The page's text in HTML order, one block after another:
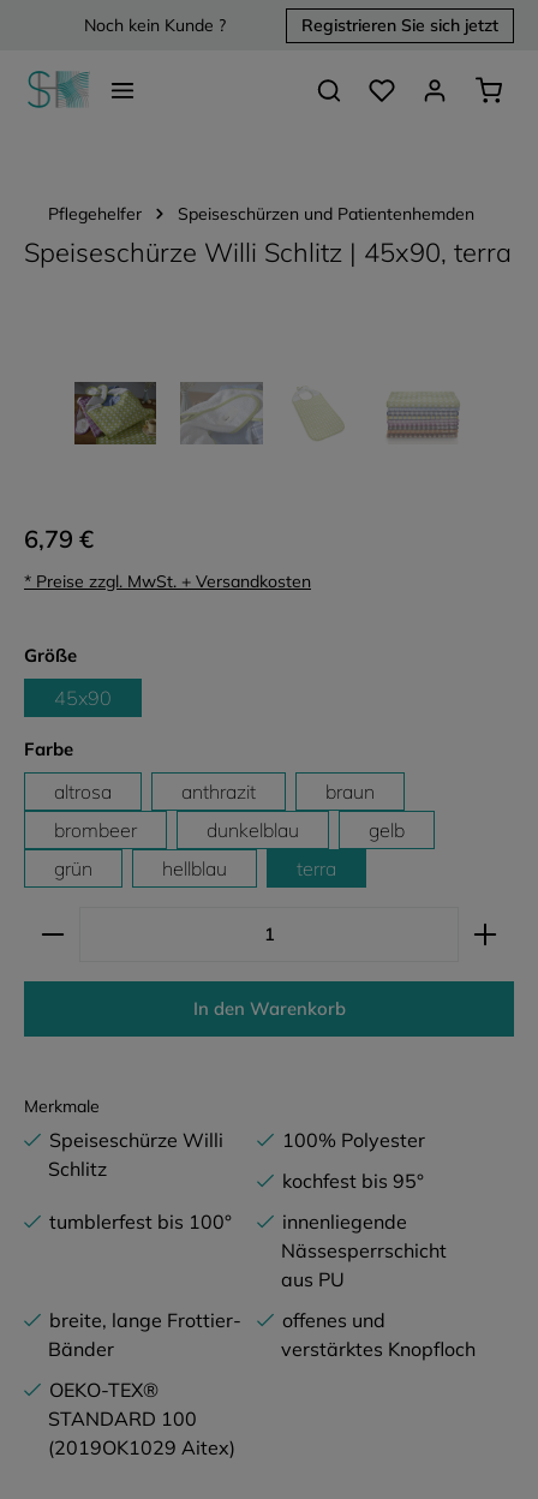
springenNoch kein Kunde ? Registrieren Sie sich jetzt
Du hast 0 Produkte
Pflegehelfer Speiseschürzen und Patientenhemden
Speiseschürze Willi Schlitz | 45x90, terra
6,79 €
* Preise zzgl. MwSt. + Versandkosten
Größeauswählen
45x90
Farbeauswählen
altrosa anthrazit
braun
brombeer
dunkelblau
gelb
grün
hellblau terra
Produkt Anzahl: Gib den gewünschten Wert ein
In den Warenkorb
Merkmale
Speiseschürze Willi
Schlitz
100% Polyester
kochfest bis 95°
tumblerfest bis 100°
innenliegende
Nässesperrschicht
aus PU
breite, lange Frottier-
Bänder
offenes und
verstärktes Knopfloch
OEKO-TEX®
STANDARD 100
(2019OK1029 Aitex)